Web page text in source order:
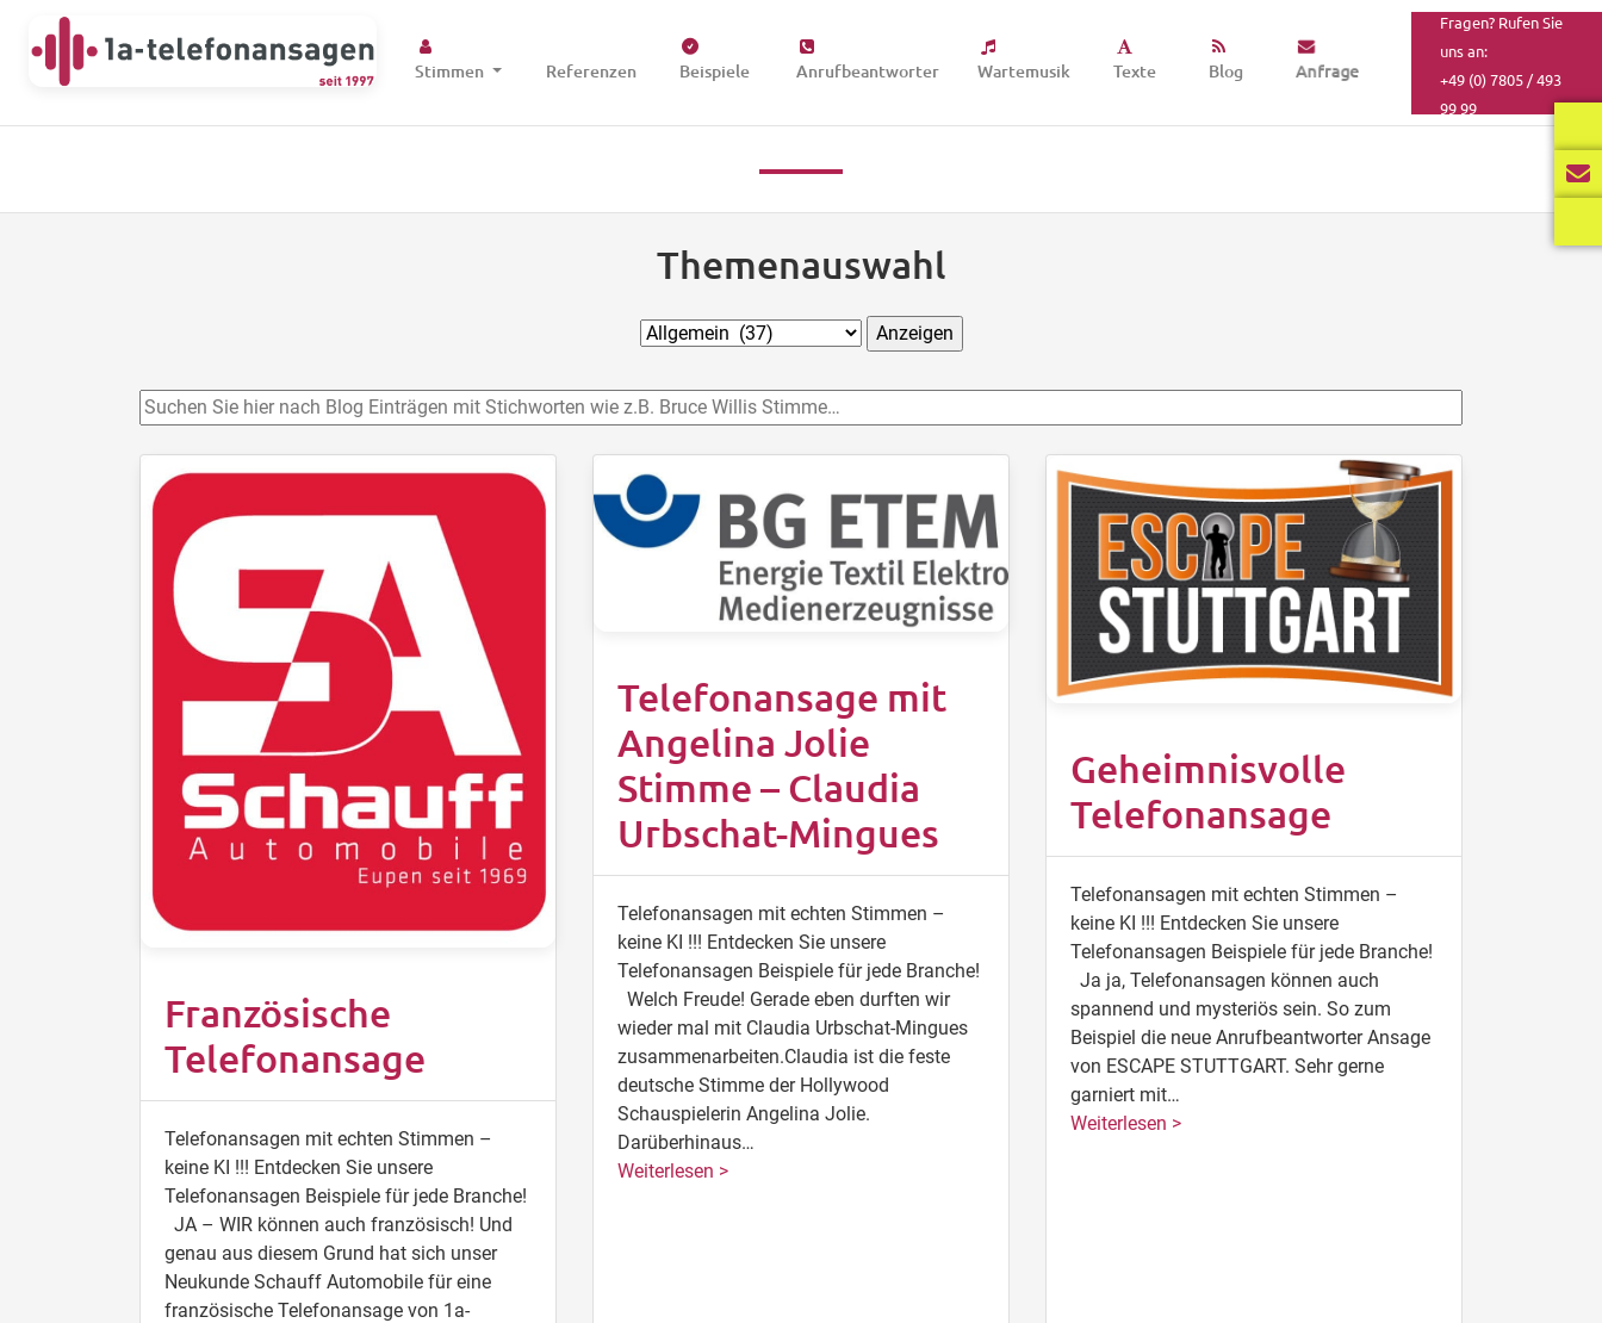
Stimmen Referenzen Beispiele Anrufbeantworter Wartemusik Texte Blog Anfrage
Fragen? Rufen Sie
uns an:
+49 (0) 7805 / 493
99 99
Themenauswahl
Französische
Telefonansage
Telefonansagen mit echten Stimmen –
keine KI !!! Entdecken Sie unsere
Telefonansagen Beispiele für jede Branche!
JA – WIR können auch französisch! Und
genau aus diesem Grund hat sich unser
Neukunde Schauff Automobile für eine
französische Telefonansage von 1a-
Telefonansage mit
Angelina Jolie
Stimme – Claudia
Urbschat-Mingues
Telefonansagen mit echten Stimmen –
keine KI !!! Entdecken Sie unsere
Telefonansagen Beispiele für jede Branche!
Welch Freude! Gerade eben durften wir
wieder mal mit Claudia Urbschat-Mingues
zusammenarbeiten.Claudia ist die feste
deutsche Stimme der Hollywood
Schauspielerin Angelina Jolie.
Darüberhinaus…
Weiterlesen >
Geheimnisvolle
Telefonansage
Telefonansagen mit echten Stimmen –
keine KI !!! Entdecken Sie unsere
Telefonansagen Beispiele für jede Branche!
Ja ja, Telefonansagen können auch
spannend und mysteriös sein. So zum
Beispiel die neue Anrufbeantworter Ansage
von ESCAPE STUTTGART. Sehr gerne
garniert mit…
Weiterlesen >